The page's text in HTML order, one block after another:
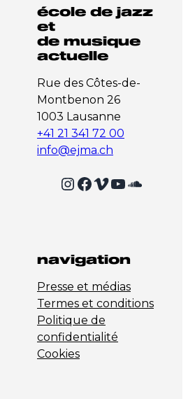
école de jazz
et
de musique
actuelle
Rue des Côtes-de-
Montbenon 26
1003 Lausanne
+41 21 341 72 00
info@ejma.ch
InstagramFacebook Vimeo YouTube SoundCloud
navigation
Presse et médias
Termes et conditions
Politique de
confidentialité
Cookies